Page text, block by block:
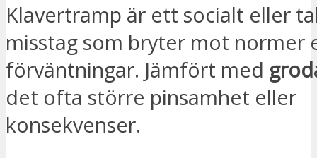
Klavertramp är ett socialt eller
misstag som bryter mot normer
förväntningar. Jämfört med
det ofta större pinsamhet eller
konsekvenser.